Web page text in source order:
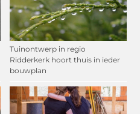
Tuinontwerp in regio
Ridderkerk hoort thuis in ieder
bouwplan